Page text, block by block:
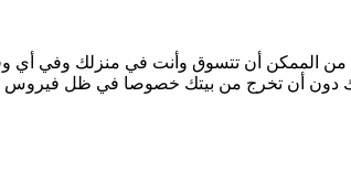
من الممكن أن تتسوق وأنت في منزلك وفي أي
دون أن تخرج من بيتك خصوصا في ظل فيروس